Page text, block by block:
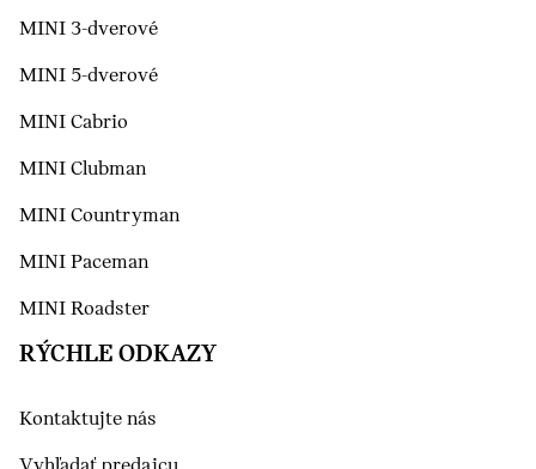
MINI 3-dverové
MINI 5-dverové
MINI Cabrio
MINI Clubman
MINI Countryman
MINI Paceman
MINI Roadster
RÝCHLE ODKAZY
Kontaktujte nás